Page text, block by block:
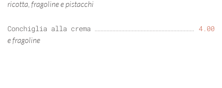
ricotta, fragoline e pistacchi
Conchiglia alla crema 4.00
e fragoline